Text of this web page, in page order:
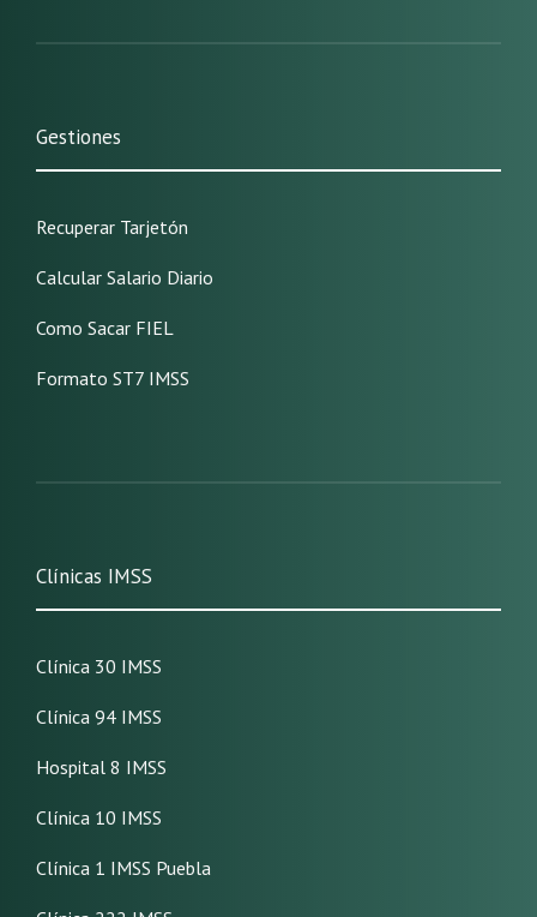
Gestiones
Recuperar Tarjetón
Calcular Salario Diario
Como Sacar FIEL
Formato ST7 IMSS
Clínicas IMSS
Clínica 30 IMSS
Clínica 94 IMSS
Hospital 8 IMSS
Clínica 10 IMSS
Clínica 1 IMSS Puebla